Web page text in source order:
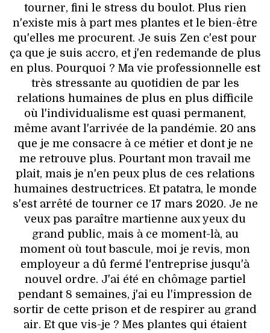
tourner, fini le stress du boulot. Plus rien
n'existe mis à part mes plantes et le bien-être
qu'elles me procurent. Je suis Zen c'est pour
ça que je suis accro, et j'en redemande de plus
en plus. Pourquoi ? Ma vie professionnelle est
très stressante au quotidien de par les
relations humaines de plus en plus difficile
où l'individualisme est quasi permanent,
même avant l'arrivée de la pandémie. 20 ans
que je me consacre à ce métier et dont je ne
me retrouve plus. Pourtant mon travail me
plait, mais je n'en peux plus de ces relations
humaines destructrices. Et patatra, le monde
s'est arrêté de tourner ce 17 mars 2020. Je ne
veux pas paraître martienne aux yeux du
grand public, mais à ce moment-là, au
moment où tout bascule, moi je revis, mon
employeur a dû fermé l'entreprise jusqu'à
nouvel ordre. J'ai été en chômage partiel
pendant 8 semaines, j'ai eu l'impression de
sortir de cette prison et de respirer au grand
air. Et que vis-je ? Mes plantes qui étaient